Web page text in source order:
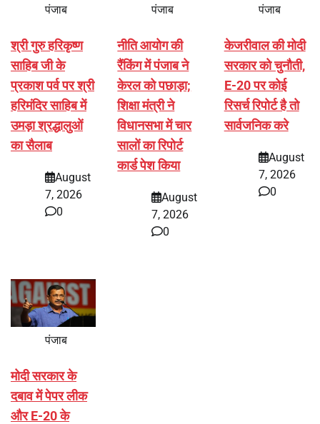
पंजाब
श्री गुरु हरिकृष्ण
साहिब जी के
प्रकाश पर्व पर श्री
हरिमंदिर साहिब में
उमड़ा श्रद्धालुओं
का सैलाब
August
7, 2026
0
पंजाब
नीति आयोग की
रैंकिंग में पंजाब ने
केरल को पछाड़ा;
शिक्षा मंत्री ने
विधानसभा में चार
सालों का रिपोर्ट
कार्ड पेश किया
August
7, 2026
0
पंजाब
केजरीवाल की मोदी
सरकार को चुनौती,
E-20 पर कोई
रिसर्च रिपोर्ट है तो
सार्वजनिक करे
August
7, 2026
0
पंजाब
मोदी सरकार के
दबाव में पेपर लीक
और E-20 के